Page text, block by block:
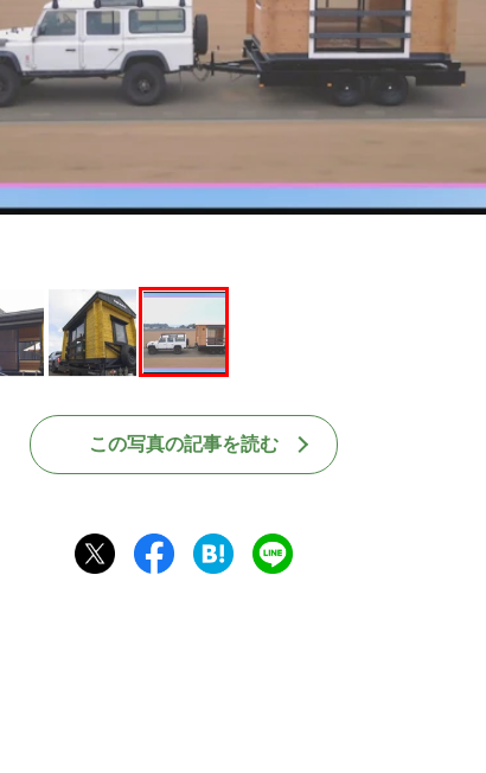
この写真の記事を読む